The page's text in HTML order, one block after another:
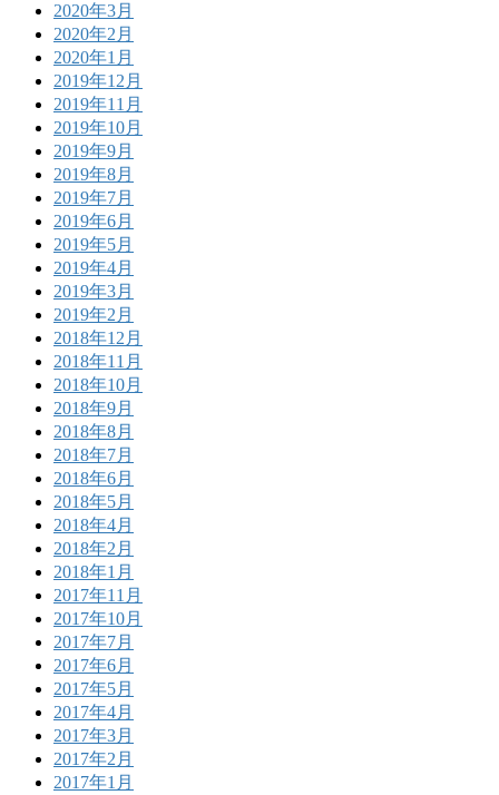
2020年3月
2020年2月
2020年1月
2019年12月
2019年11月
2019年10月
2019年9月
2019年8月
2019年7月
2019年6月
2019年5月
2019年4月
2019年3月
2019年2月
2018年12月
2018年11月
2018年10月
2018年9月
2018年8月
2018年7月
2018年6月
2018年5月
2018年4月
2018年2月
2018年1月
2017年11月
2017年10月
2017年7月
2017年6月
2017年5月
2017年4月
2017年3月
2017年2月
2017年1月